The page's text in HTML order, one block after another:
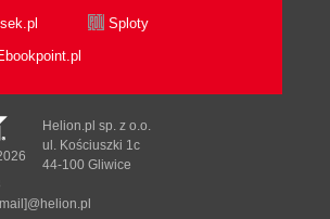
Sploty
Helion.pl sp. z o.o.
ul. Kościuszki 1c
44-100 Gliwice